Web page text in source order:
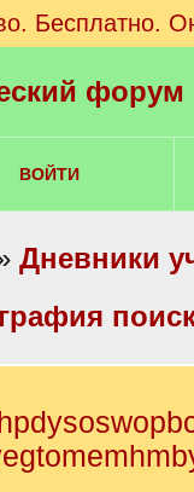
Бесплатно.
ВОЙТИ
Дневники